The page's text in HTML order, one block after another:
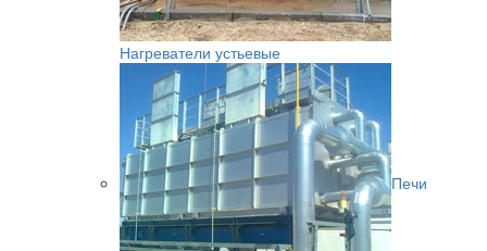
Нагреватели устьевые
Печи